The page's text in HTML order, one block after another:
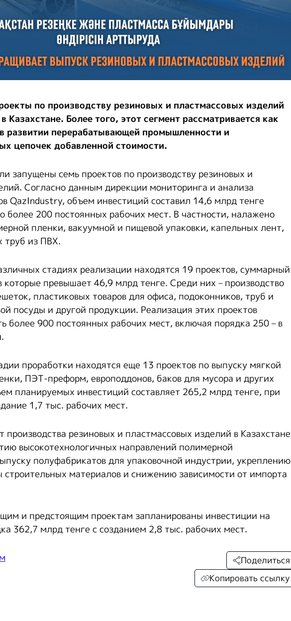
по производству резиновых и пластмассовых изделий
Казахстане. Более того, этот сегмент рассматривается как
развитии перерабатывающей промышленности и
цепочек добавленной стоимости.
запущены семь проектов по производству резиновых и
Согласно данным дирекции мониторинга и анализа
QazIndustry, объем инвестиций составил 14,6 млрд тенге
более 200 постоянных рабочих мест. В частности, налажено
пленки, вакуумной и пищевой упаковки, капельных лент,
труб из ПВХ.
стадиях реализации находятся 19 проектов, суммарный
превышает 46,9 млрд тенге. Среди них – производство
пластиковых товаров для офиса, подоконников, труб и
посуды и другой продукции. Реализация этих проектов
более 900 постоянных рабочих мест, включая порядка 250 – в
проработки находятся еще 13 проектов по выпуску мягкой
ПЭТ-преформ, европоддонов, баков для мусора и других
планируемых инвестиций составляет 265,2 млрд тенге, при
1,7 тыс. рабочих мест.
производства резиновых и пластмассовых изделий в Казахстане
высокотехнологичных направлений полимерной
полуфабрикатов для упаковочной индустрии, укреплению
строительных материалов и снижению зависимости от импорта
и предстоящим проектам запланированы инвестиции на
362,7 млрд тенге с созданием 2,8 тыс. рабочих мест.
Поделиться
Копировать ссылку